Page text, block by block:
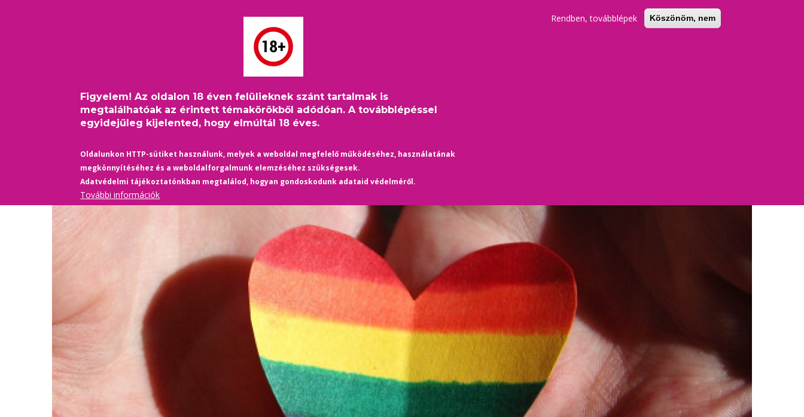
Figyelem! Az oldalon 18 éven felülieknek szánt tartalmak is
megtalálhatóak az érintett témakörökből adódóan. A továbblépéssel
egyidejűleg kijelented, hogy elmúltál 18 éves.
Oldalunkon HTTP-sütiket használunk, melyek a weboldal megfelelő működéséhez, használatának
megkönnyítéséhez és a weboldalforgalmunk elemzéséhez szükségesek.
Adatvédelmi tájékoztatónkban megtalálod, hogyan gondoskodunk adataid védelméről.
További információk
Rendben, továbblépek Köszönöm, nem
PINKFILMS HÍREK
Morzsa
/Életmód /Május 17: Homofóbia, transzfóbia és bifóbia elleni világnap